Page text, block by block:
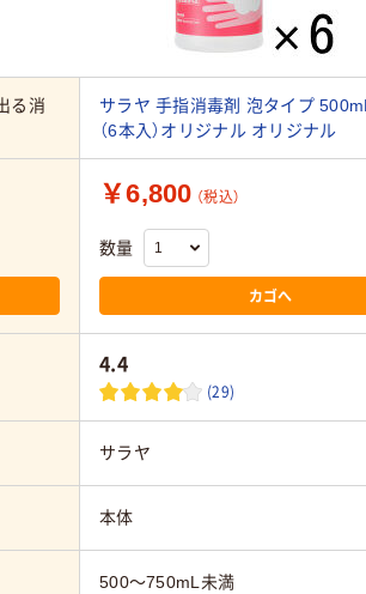
る消
サラヤ 手指消毒剤 泡タイプ
（6本入）オリジナル オリジナル
￥6,800 （税込）
数量
カゴへ
4.4
(29)
サラヤ
本体
500～750mL未満